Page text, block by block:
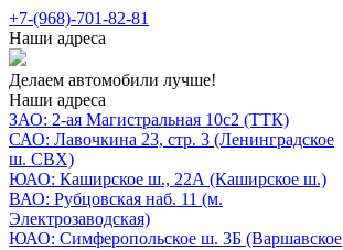
+7-(968)-701-82-81
Наши адреса
Делаем автомобили лучше!
Наши адреса
ЗАО: 2-ая Магистральная 10с2 (ТТК)
САО: Лавочкина 23, стр. 3 (Ленинградское
ш. СВХ)
ЮАО: Каширское ш., 22А (Каширское ш.)
ВАО: Рубцовская наб. 11 (м.
Электрозаводская)
ЮАО: Симферопольское ш. 3Б (Варшавское